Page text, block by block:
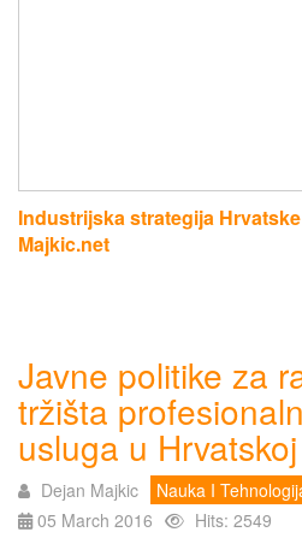
Industrijska strategija Hrvatske
Majkic.net
Javne politike za
tržišta
usluga u Hrvatskoj
Dejan Majkic
Nauka I
05 March 2016
Hits: 2549